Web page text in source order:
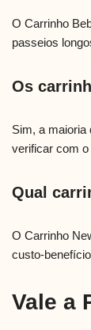
O Carrinho
passeios
Os
Sim, a maioria
verificar com o
Qual
O Carrinho
custo-
Vale a